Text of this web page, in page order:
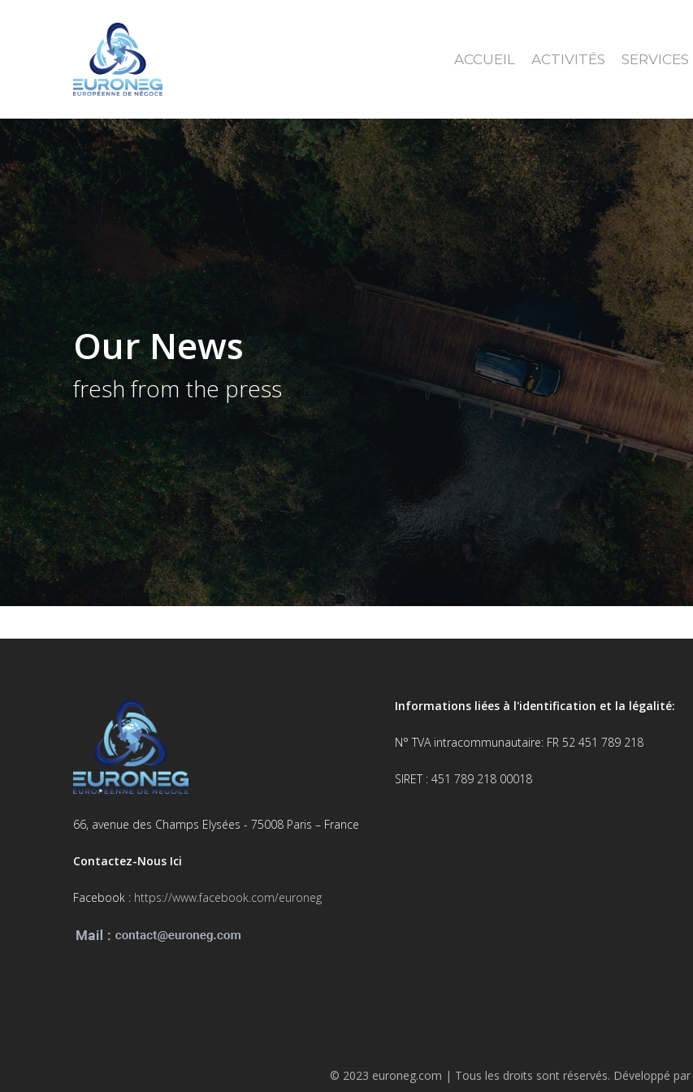
ACCUEIL ACTIVITÉS SERVICES
Our News
fresh from the press
66, avenue des Champs Elysées - 75008 Paris – France
Contactez-Nous Ici
Facebook : https://www.facebook.com/euroneg
Informations liées à l'identification et la légalité:
N° TVA intracommunautaire: FR 52 451 789 218
SIRET : 451 789 218 00018
© 2023 euroneg.com | Tous les droits sont réservés. Développé par